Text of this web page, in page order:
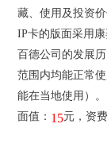
藏、使用及投资
IP卡的版面采用
百德公司的发展
范围内均能正常
能在当地使用）。
面值： 15元，资